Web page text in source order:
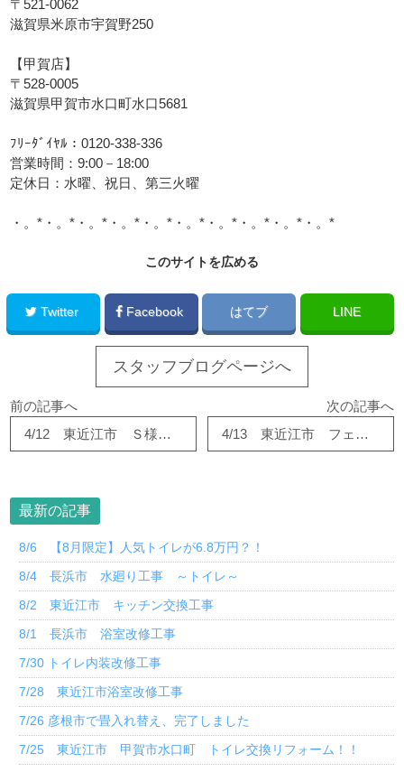
〒521-0062
滋賀県米原市宇賀野250
【甲賀店】
〒528-0005
滋賀県甲賀市水口町水口5681
ﾌﾘｰﾀﾞｲﾔﾙ：0120-338-336
営業時間：9:00－18:00
定休日：水曜、祝日、第三火曜
・。*・。*・。*・。*・。*・。*・。*・。*・。*・。*
このサイトを広める
Twitter Facebook はてブ LINE
スタッフブログページへ
前の記事へ
4/12 東近江市 Ｓ様邸 キッチン改修リフォーム！！
次の記事へ
4/13 東近江市 フェンス新設工事
最新の記事
8/6 【8月限定】人気トイレが6.8万円？！
8/4 長浜市 水廻り工事 ～トイレ～
8/2 東近江市 キッチン交換工事
8/1 長浜市 浴室改修工事
7/30 トイレ内装改修工事
7/28 東近江市浴室改修工事
7/26 彦根市で畳入れ替え、完了しました
7/25 東近江市 甲賀市水口町 トイレ交換リフォーム！！